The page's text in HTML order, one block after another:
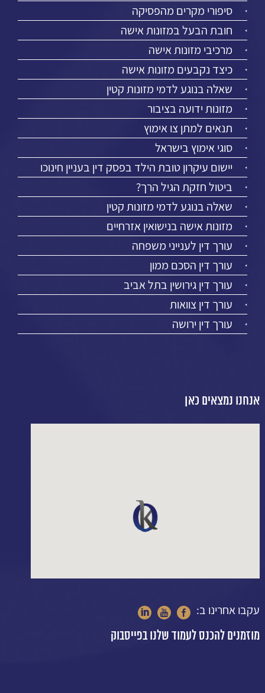
סיפורי מקרים מהפסיקה
חובת הבעל במזונות אישה
מרכיבי מזונות אישה
כיצד נקבעים מזונות אישה
שאלה בנוגע לדמי מזונות קטין
מזונות ידועה בציבור
תנאים למתן צו אימוץ
סוגי אימוץ בישראל
יישום עיקרון טובת הילד בפסק דין בעניין חינוכו
ביטול חזקת הגיל הרך?
שאלה בנוגע לדמי מזונות קטין
מזונות אישה בנישואין אזרחיים
עורך דין לענייני משפחה
עורך דין הסכם ממון
עורך דין גירושין בתל אביב
עורך דין צוואות
עורך דין ירושה
אנחנו נמצאים כאן
עקבו אחרינו ב:
מוזמנים להכנס לעמוד שלנו בפייסבוק